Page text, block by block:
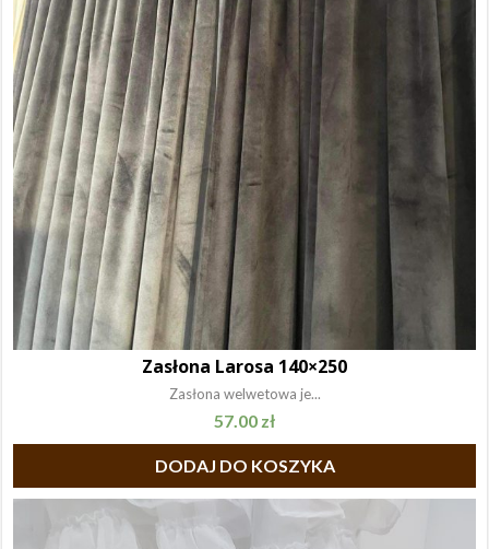
Zasłona Larosa 140×250
Zasłona welwetowa je...
57.00 zł
DODAJ DO KOSZYKA